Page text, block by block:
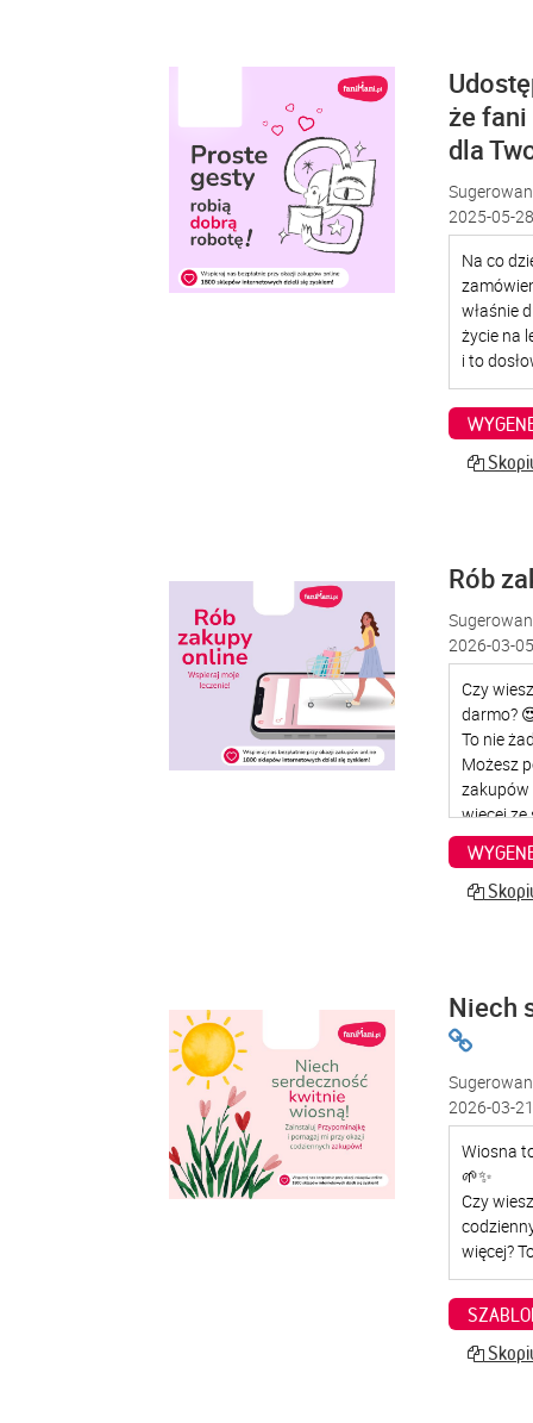
że
dla
2025-05-
Rób
2026-03-
Niech
2026-03-